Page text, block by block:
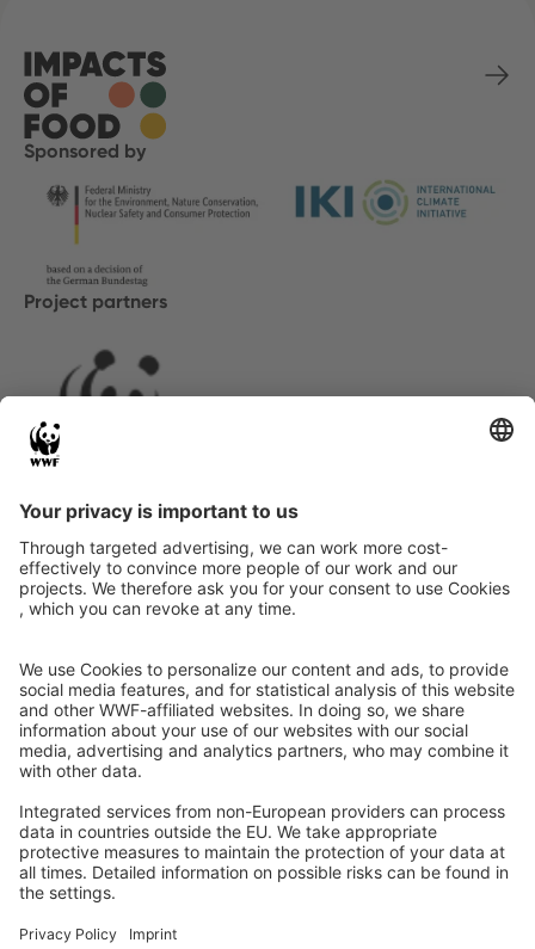
Sponsored by
Project partners
© Food ImpactsLegal notice
InstagramFacebookXLinkedIn